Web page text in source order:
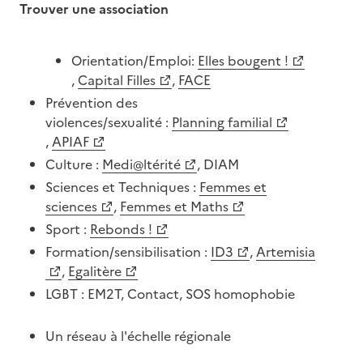
Trouver une association
Orientation/Emploi: Elles bougent !
, Capital Filles , FACE
Prévention des
violences/sexualité : Planning familial
,APIAF
Culture : Medi@ltérité
, DIAM
Sciences et Techniques : Femmes et
sciences
, Femmes et Maths
Sport : Rebonds !
Formation/sensibilisation : ID3 ,Artemisia
, Egalitère
LGBT : EM2T, Contact, SOS homophobie
Un réseau à l'échelle régionale